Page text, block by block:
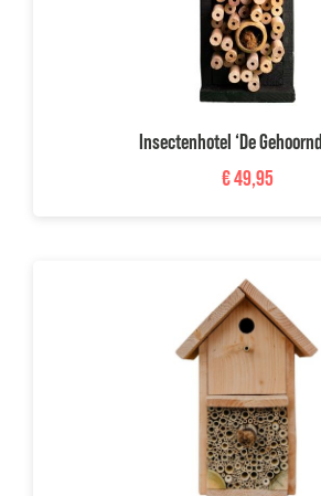
Insectenhotel ‘De
€49,95